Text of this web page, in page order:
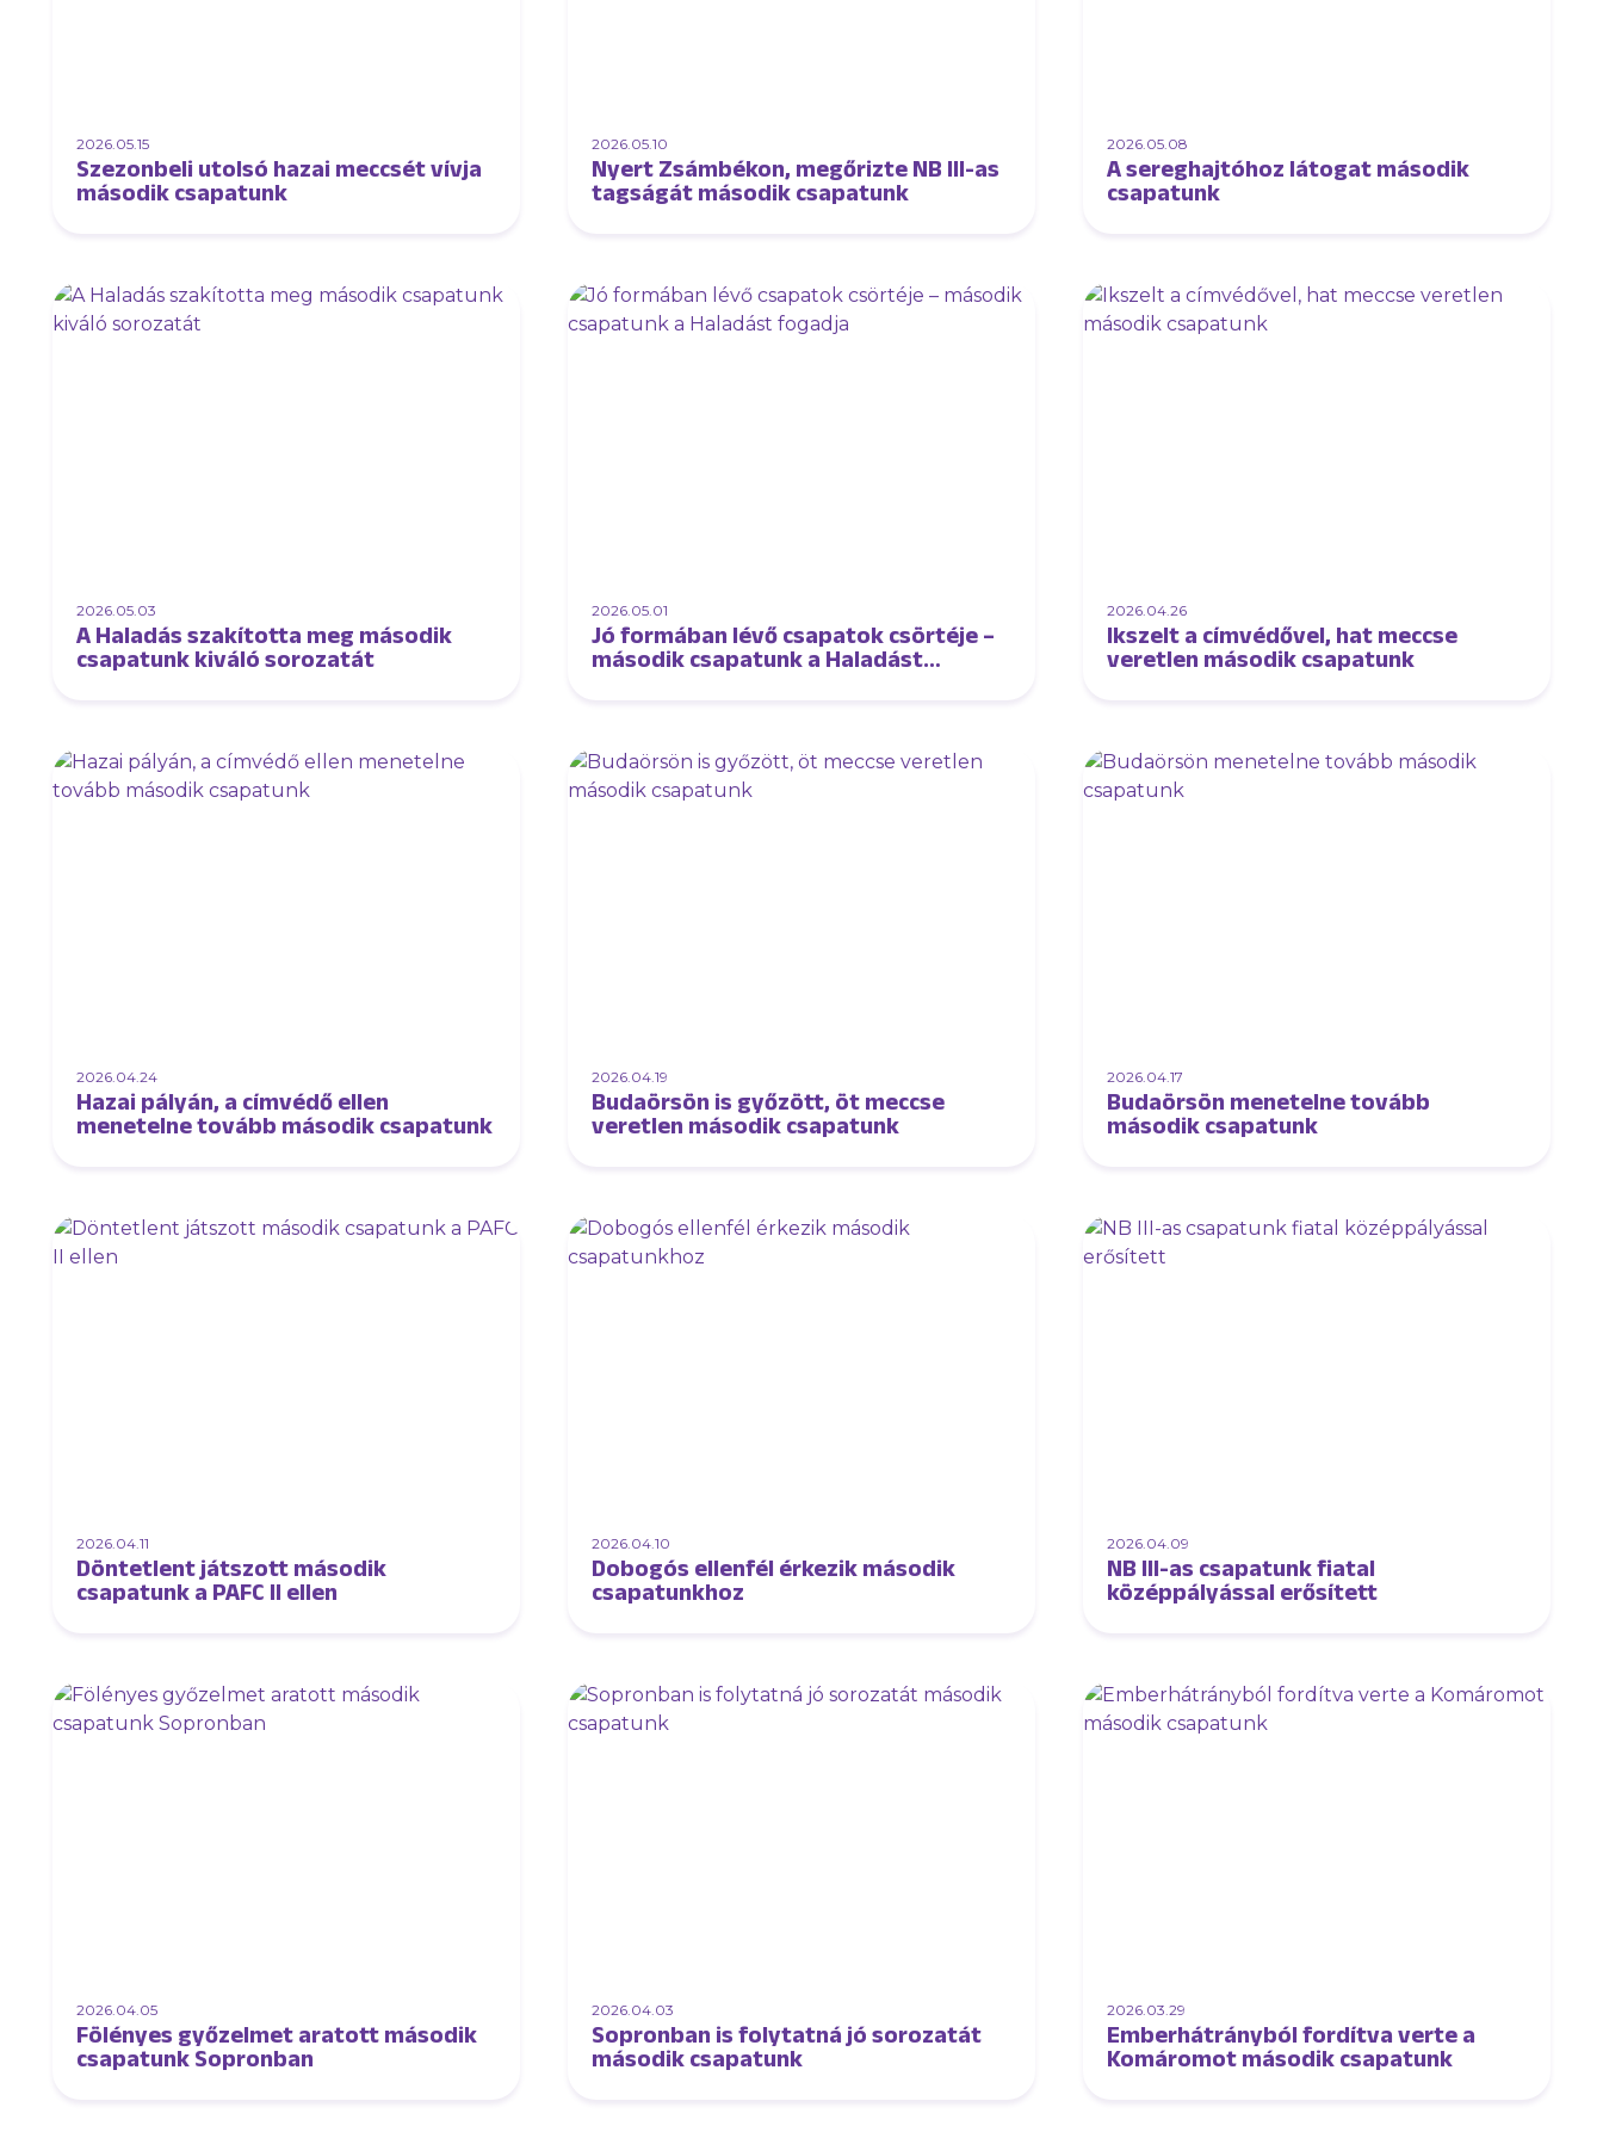
2026.05.15
Szezonbeli utolsó hazai meccsét vívja
második csapatunk
2026.05.10
Nyert Zsámbékon, megőrizte NB III-as
tagságát második csapatunk
2026.05.08
A sereghajtóhoz látogat második
csapatunk
2026.05.03
A Haladás szakította meg második
csapatunk kiváló sorozatát
2026.05.01
Jó formában lévő csapatok csörtéje –
második csapatunk a Haladást
2026.04.26
Ikszelt a címvédővel, hat meccse
veretlen második csapatunk
2026.04.24
Hazai pályán, a címvédő ellen
menetelne tovább második csapatunk
2026.04.19
Budaörsön is győzött, öt meccse
veretlen második csapatunk
2026.04.17
Budaörsön menetelne tovább
második csapatunk
2026.04.11
Döntetlent játszott második
csapatunk a PAFC II ellen
2026.04.10
Dobogós ellenfél érkezik második
csapatunkhoz
2026.04.09
NB III-as csapatunk fiatal
középpályással erősített
2026.04.05
Fölényes győzelmet aratott második
csapatunk Sopronban
2026.04.03
Sopronban is folytatná jó sorozatát
második csapatunk
2026.03.29
Emberhátrányból fordítva verte a
Komáromot második csapatunk